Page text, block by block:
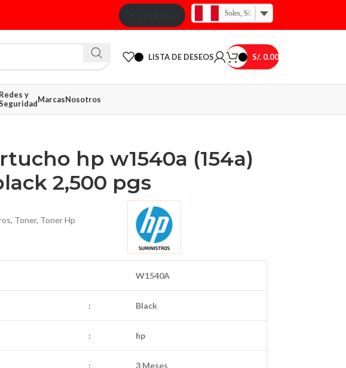
Soles, S/.
LISTA DE DESEOS S/. 0.00
Redes y
MarcasNosotros
hp w1540a (154a)
2,500 pgs
, Toner, Toner Hp
W1540A
: Black
: hp
: 3 Meses